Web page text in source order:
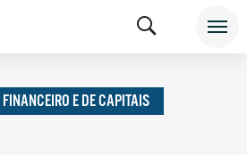
MERCADO FINANCEIRO
E DE CAPITAIS